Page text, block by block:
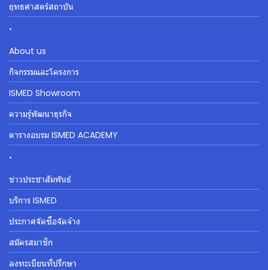
ยุทธศาสตร์สถาบัน
.
About us
กิจกรรมและโครงการ
ISMED Showroom
ความรู้พัฒนาธุรกิจ
ตารางอบรม ISMED ACADEMY
.
ข่าวประชาสัมพันธ์
บริการ ISMED
ประกาศจัดซื้อจัดจ้าง
สมัครสมาชิก
ลงทะเบียนที่ปรึกษา